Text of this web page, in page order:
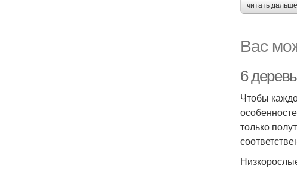
читать
Вас
6
Чтобы
только